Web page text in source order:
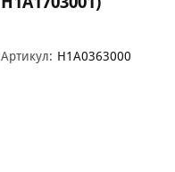
Артикул: H1A0363000